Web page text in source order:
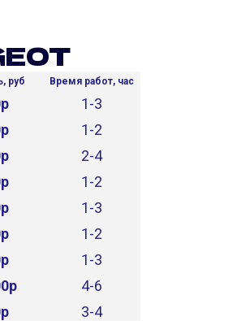
руб Время работ, час
1-3
1-2
2-4
1-2
1-3
1-2
1-3
4-6
3-4